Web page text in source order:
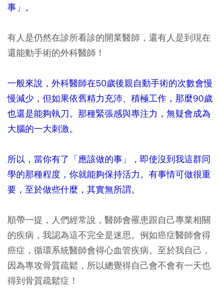
事」。
有人是仍然在診所看診的開業醫師，還有人是到現在
還能動手術的外科醫師！
一般來說，外科醫師在50歲後親自動手術的次數會慢
慢減少，但如果依舊精力充沛、積極工作，那麼90歲
也還是能夠執刀。那種緊張感與專注力，無疑會成為
大腦的一大刺激。
所以，當你有了「應該做的事」，即使沒到我這群同
學的那種程度，你就能夠保持活力。有事情可做很重
要，至於做些什麼，其實無所謂。
順帶一提，人們經常說，醫師會罹患跟自己專業相關
的疾病，我認為這不完全是迷思。例如癌症醫師會得
癌症，循環系統醫師會得心血管疾病。至於我自己，
因為專攻骨質疏鬆，所以總覺得自己會不會有一天也
得到骨質疏鬆症！